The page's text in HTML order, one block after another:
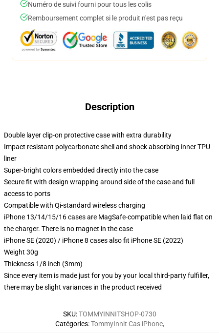
Numéro de suivi fourni pour tous les colis
Remboursement complet si le produit n'est pas reçu
Description
Double layer clip-on protective case with extra durability
Impact resistant polycarbonate shell and shock absorbing inner TPU
liner
Super-bright colors embedded directly into the case
Secure fit with design wrapping around side of the case and full
access to ports
Compatible with Qi-standard wireless charging
iPhone 13/14/15/16 cases are MagSafe-compatible when laid flat on
the charger. There is no magnet in the case
iPhone SE (2020) / iPhone 8 cases also fit iPhone SE (2022)
Weight 30g
Thickness 1/8 inch (3mm)
Since every item is made just for you by your local third-party fulfiller,
there may be slight variances in the product received
SKU:TOMMYINNITSHOP-0730
Catégories:TommyInnit Cas iPhone,